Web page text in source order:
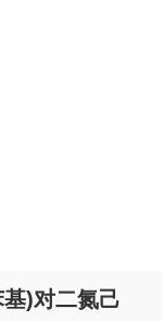
)对二氮己